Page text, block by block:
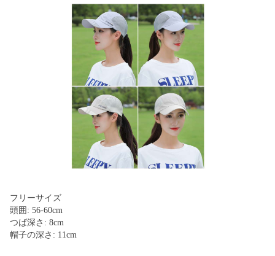
フリーサイズ
頭囲: 56-60cm
つば深さ: 8cm
帽子の深さ: 11cm